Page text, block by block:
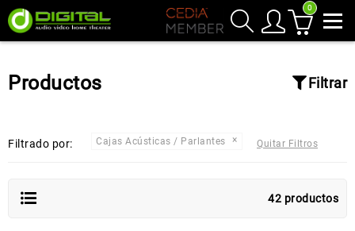
0
Productos Filtrar
Filtrado por: Cajas Acústicas / Parlantes Quitar Filtros
42 productos